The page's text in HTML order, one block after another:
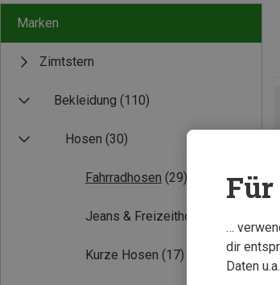
Marken
Zimtstern
Bekleidung (110)
Hosen (30)
Fahrradhosen (29)
Jeans & Freizeithosen
Kurze Hosen (17)
Für
…
dir
Daten